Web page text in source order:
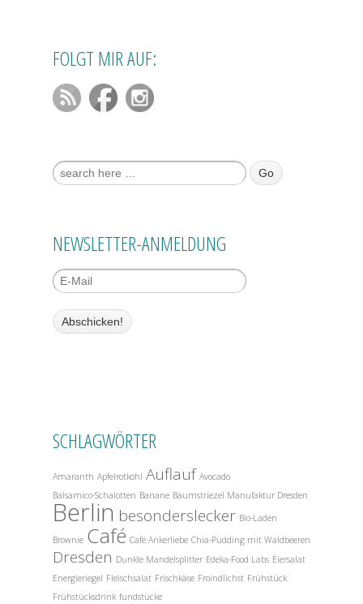
FOLGT MIR AUF:
Suche nach:
NEWSLETTER-ANMELDUNG
SCHLAGWÖRTER
Amaranth Apfelrotkohl Auflauf Avocado
Balsamico-Schalotten Banane Baumstriezel Manufaktur Dresden
Berlin besonderslecker Bio-Laden
Brownie Café Café Ankerliebe Chia-Pudding mit Waldbeeren
Dresden Dunkle Mandelsplitter Edeka-Food Labs Eiersalat
Energieriegel Fleischsalat Frischkäse Froindlichst Frühstück
Frühstücksdrink fundstücke